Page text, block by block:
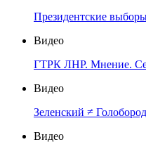
Президентские
Видео
ГТРК ЛНР. Мнение.
Видео
Зеленский ≠
Видео